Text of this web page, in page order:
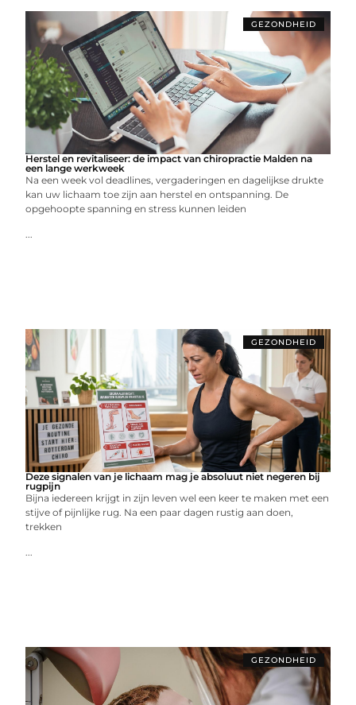
GEZONDHEID
Herstel en revitaliseer: de impact van chiropractie Malden na
een lange werkweek
Na een week vol deadlines, vergaderingen en dagelijkse drukte
kan uw lichaam toe zijn aan herstel en ontspanning. De
opgehoopte spanning en stress kunnen leiden
...
GEZONDHEID
Deze signalen van je lichaam mag je absoluut niet negeren bij
rugpijn
Bijna iedereen krijgt in zijn leven wel een keer te maken met een
stijve of pijnlijke rug. Na een paar dagen rustig aan doen,
trekken
...
GEZONDHEID